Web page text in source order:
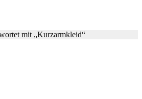
mit „Kurzarmkleid“